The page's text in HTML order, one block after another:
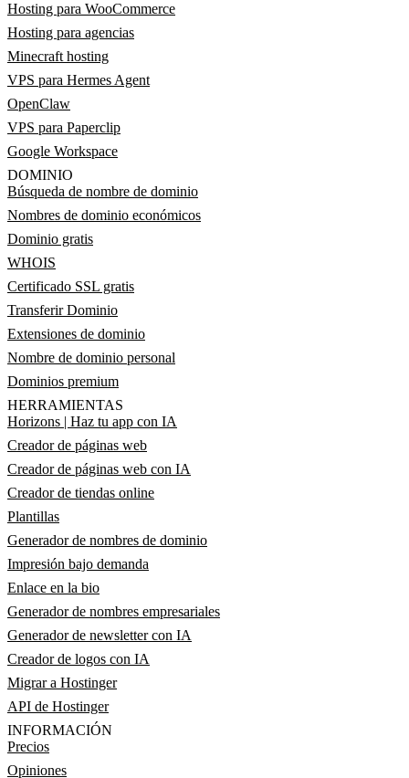
Hosting para WooCommerce
Hosting para agencias
Minecraft hosting
VPS para Hermes Agent
OpenClaw
VPS para Paperclip
Google Workspace
DOMINIO
Búsqueda de nombre de dominio
Nombres de dominio económicos
Dominio gratis
WHOIS
Certificado SSL gratis
Transferir Dominio
Extensiones de dominio
Nombre de dominio personal
Dominios premium
HERRAMIENTAS
Horizons | Haz tu app con IA
Creador de páginas web
Creador de páginas web con IA
Creador de tiendas online
Plantillas
Generador de nombres de dominio
Impresión bajo demanda
Enlace en la bio
Generador de nombres empresariales
Generador de newsletter con IA
Creador de logos con IA
Migrar a Hostinger
API de Hostinger
INFORMACIÓN
Precios
Opiniones